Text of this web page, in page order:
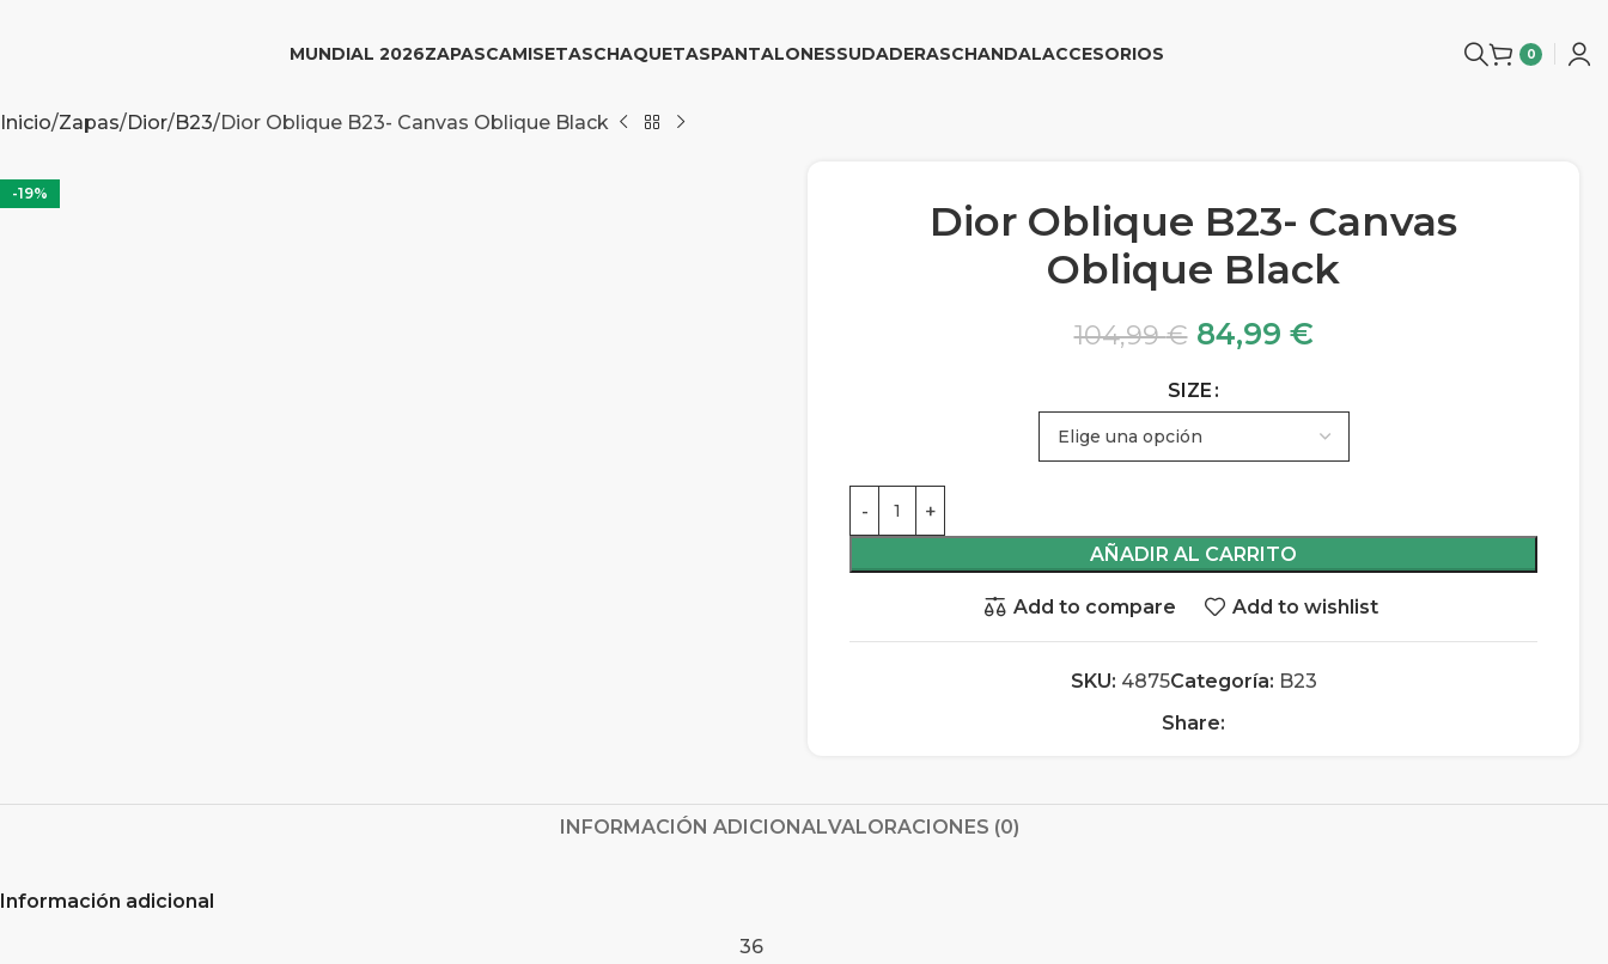
MUNDIAL 2026ZAPASCAMISETASCHAQUETASPANTALONESSUDADERASCHANDALACCESORIOS 0
Inicio Zapas Dior B23 Dior Oblique B23- Canvas Oblique Black
-19%
Dior Oblique B23- Canvas
Oblique Black
104,99€ 84,99 €
SIZE
AÑADIR AL CARRITO
Add to compare Add to wishlist
SKU: 4875Categoría: B23
Share:
INFORMACIÓN ADICIONALVALORACIONES (0)
Información adicional
36